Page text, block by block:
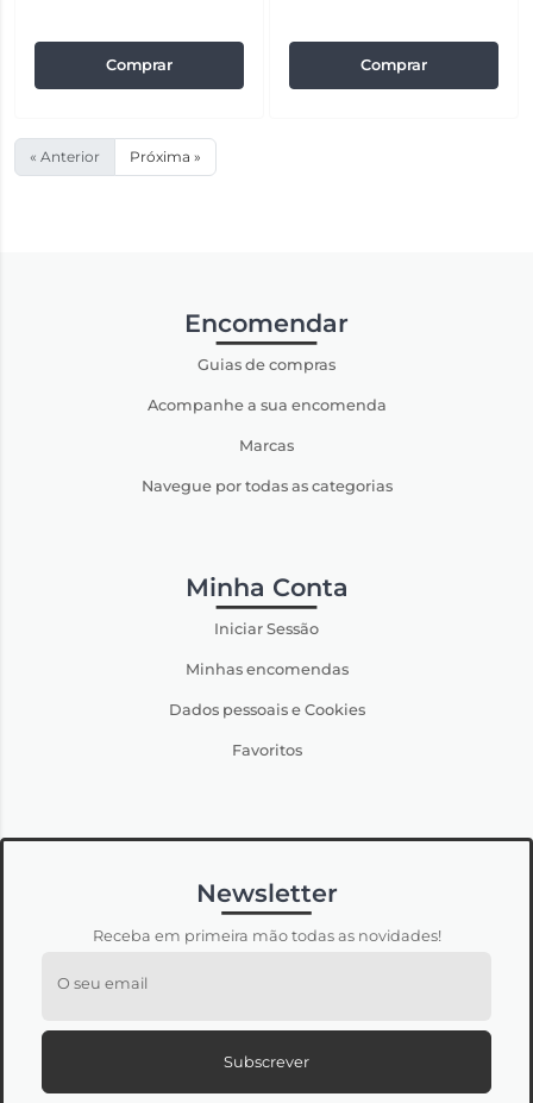
Comprar Comprar
« Anterior Próxima »
Encomendar
Guias de compras
Acompanhe a sua encomenda
Marcas
Navegue por todas as categorias
Minha Conta
Iniciar Sessão
Minhas encomendas
Dados pessoais e Cookies
Favoritos
Newsletter
Receba em primeira mão todas as novidades!
O seu email
Subscrever